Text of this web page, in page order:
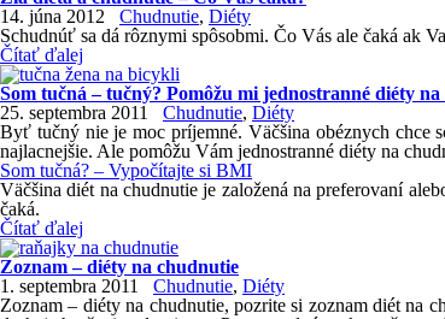
14. júna 2012
Chudnutie, Diéty
Schudnúť sa dá rôznymi spôsobmi. Čo Vás ale čaká ak
Čítať ďalej
Som tučná – tučný? Pomôžu mi jednostranné diéty
25. septembra 2011
Chudnutie, Diéty
Byť tučný nie je moc príjemné. Väčšina obéznych chce
najlacnejšie. Ale pomôžu Vám jednostranné diéty na
Som tučná? – Vypočítajte si BMI
Väčšina diét na chudnutie je založená na preferovaní
čaká.
Čítať ďalej
Zoznam – diéty na chudnutie
1. septembra 2011
Chudnutie, Diéty
Zoznam – diéty na chudnutie, pozrite si zoznam diét na